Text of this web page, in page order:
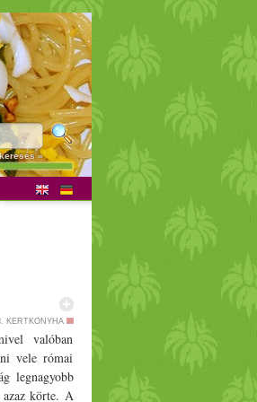
»
KERTKONYHA
valóban
vele római
legnagyobb
azaz körte. A